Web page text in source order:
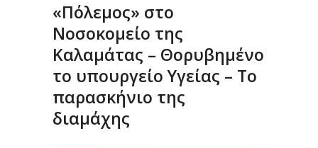
«Πόλεμος» στο
Νοσοκομείο της
Καλαμάτας – Θορυβημένο
το υπουργείο Υγείας – Το
παρασκήνιο της
διαμάχης